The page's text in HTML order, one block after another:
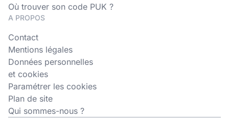
Où trouver son code PUK ?
A PROPOS
Contact
Mentions légales
Données personnelles
et cookies
Paramétrer les cookies
Plan de site
Qui sommes-nous ?